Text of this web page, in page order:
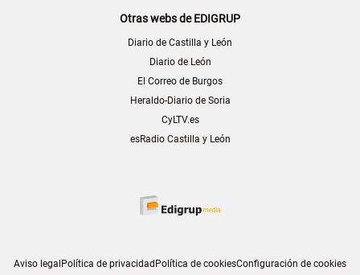
Otras webs de EDIGRUP
Diario de Castilla y León
Diario de León
El Correo de Burgos
Heraldo-Diario de Soria
CyLTV.es
esRadio Castilla y León
Aviso legal Política de privacidad Política de cookiesConfiguración de cookies